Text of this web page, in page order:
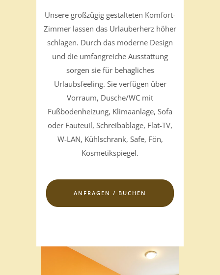
Unsere großzügig gestalteten Komfort-
Zimmer lassen das Urlauberherz höher
schlagen. Durch das moderne Design
und die umfangreiche Ausstattung
sorgen sie für behagliches
Urlaubsfeeling. Sie verfügen über
Vorraum, Dusche/WC mit
Fußbodenheizung, Klimaanlage, Sofa
oder Fauteuil, Schreibablage, Flat-TV,
W-LAN, Kühlschrank, Safe, Fön,
Kosmetikspiegel.
ANFRAGEN / BUCHEN